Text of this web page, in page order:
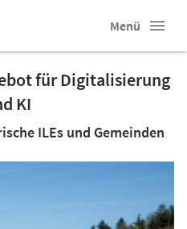
Menü
für Digitalisierung
KI
ILEs und Gemeinden